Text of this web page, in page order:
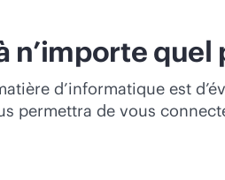
n’importe
d’informatique est
permettra de vous